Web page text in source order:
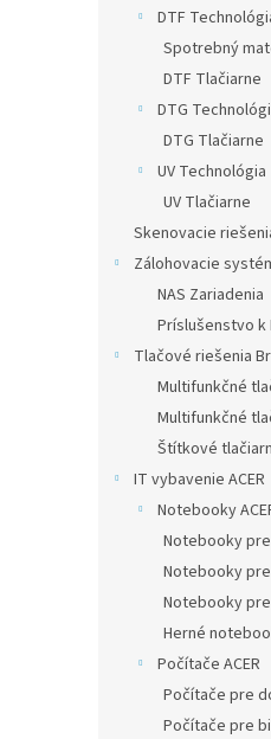
DTF
Spotrebný
DTF Tlačiarne
DTG
DTG Tlačiarne
UV Technológia
UV Tlačiarne
Skenovacie
Zálohovacie
NAS Zariadenia
Príslušenstvo k
Tlačové riešenia
Multifunkčné
Multifunkčné
Štítkové
IT vybavenie ACER
Notebooky
Notebooky
Notebooky
Notebooky
Herné
Počítače ACER
Počítače pre
Počítače pre